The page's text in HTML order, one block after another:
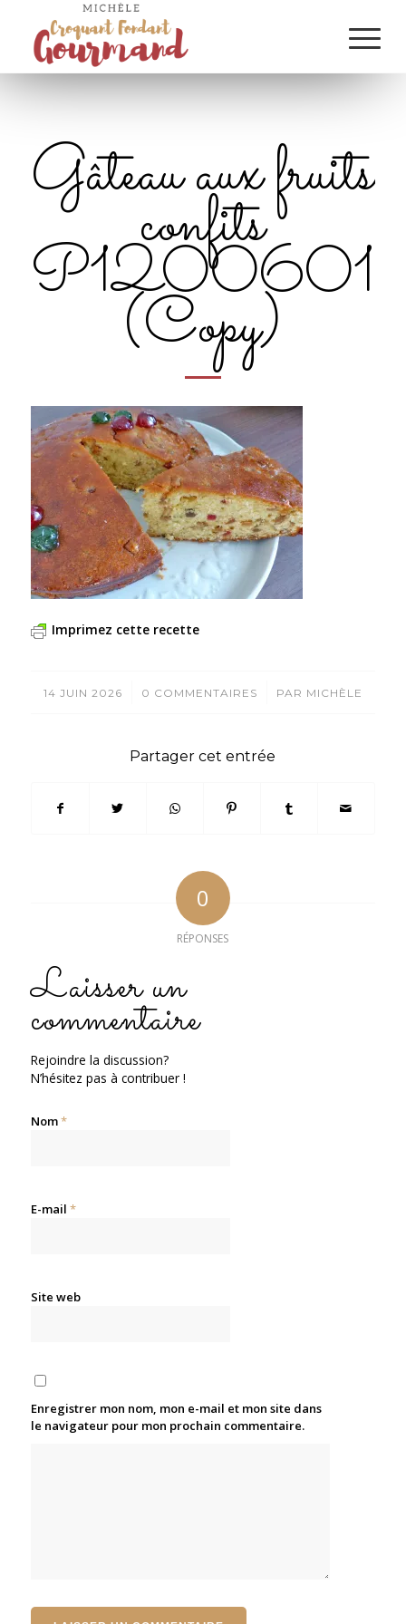
Gâteau aux fruits
confits
P1200601
(Copy)
Imprimez cette recette
14 JUIN 2026
/ 0 COMMENTAIRES
/ PAR MICHÈLE
Partager cet entrée
0
RÉPONSES
Laisser un
commentaire
Rejoindre la discussion?
N’hésitez pas à contribuer !
Nom*
E-mail *
Site web
Enregistrer mon nom, mon e-mail et mon site dans
le navigateur pour mon prochain commentaire.